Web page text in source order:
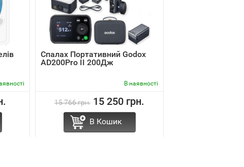
Спалах Портативний Godox
AD200Pro II 200Дж
В наявності
15 766 грн. 15 250 грн.
В Кошик